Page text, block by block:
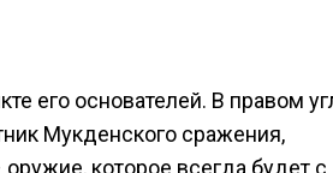
его основателей. В правом
Мукденского сражения,
которое всегда будет с